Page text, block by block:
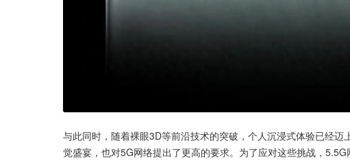
与此同时，随着裸眼3D等前沿技术的突破，个人沉浸式体验已经
觉盛宴，也对5G网络提出了更高的要求。为了应对这些挑战，5.5G